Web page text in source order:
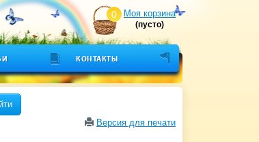
0 Моя корзина
(пусто)
КОНТАКТЫ
Версия для печати